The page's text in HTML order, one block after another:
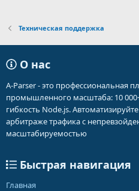
Техническая поддержка
О нас
A-Parser - это профессиональная
промышленного масштаба: 10
гибкость Node.js.
арбитраже трафика с
масштабируемостью
Быстрая навигация
Главная